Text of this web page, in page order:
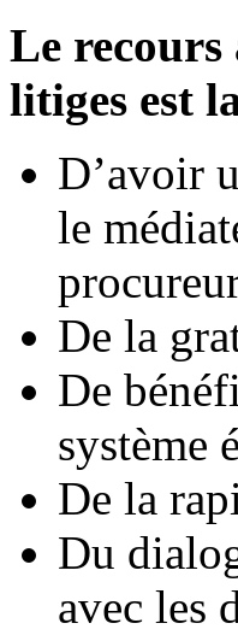
Le recours
litiges est
D’avoir
le
De la
De
système
De la
Du
avec les